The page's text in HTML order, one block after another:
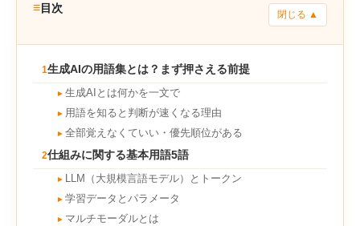
≡目次
閉じる ▲
1生成AIの用語集とは？まず押さえる前提
► 生成AIとは何かを一文で
► 用語を知ると判断が速くなる理由
► 全部覚えなくていい・優先順位がある
2仕組みに関する基本用語5語
► LLM（大規模言語モデル）とトークン
► 学習データとパラメータ
► マルチモーダルとは